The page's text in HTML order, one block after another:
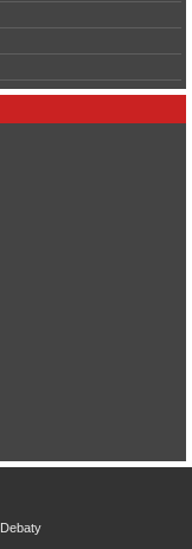
Debaty